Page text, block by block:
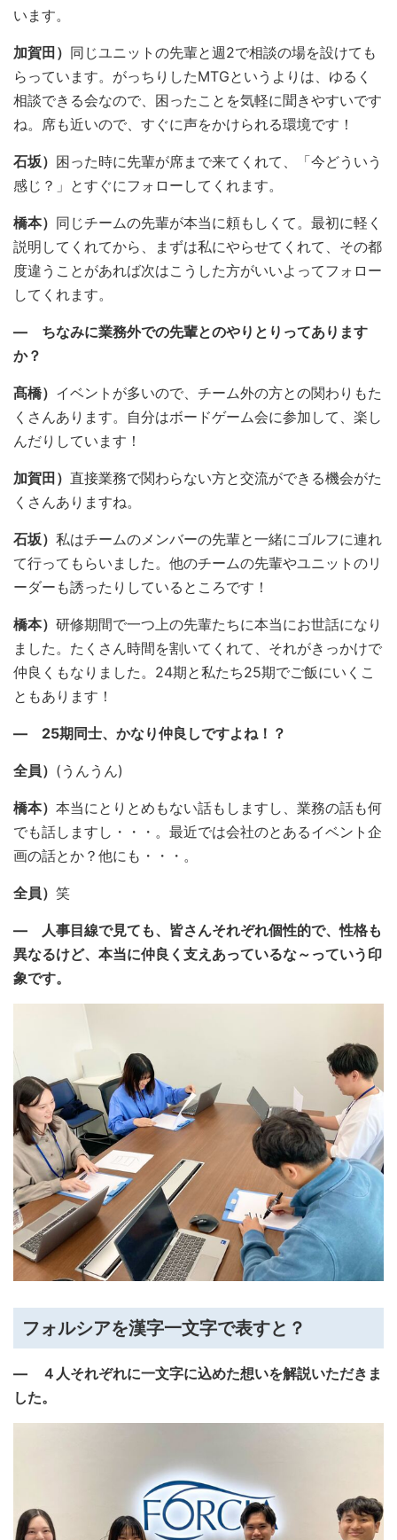
います。
加賀田） 同じユニットの先輩と週2で相談の場を設けても
らっています。がっちりしたMTGというよりは、ゆるく
相談できる会なので、困ったことを気軽に聞きやすいです
ね。席も近いので、すぐに声をかけられる環境です！
石坂） 困った時に先輩が席まで来てくれて、「今どういう
感じ？」とすぐにフォローしてくれます。
橋本） 同じチームの先輩が本当に頼もしくて。最初に軽く
説明してくれてから、まずは私にやらせてくれて、その都
度違うことがあれば次はこうした方がいいよってフォロー
してくれます。
― ちなみに業務外での先輩とのやりとりってあります
か？
髙橋） イベントが多いので、チーム外の方との関わりもた
くさんあります。自分はボードゲーム会に参加して、楽し
んだりしています！
加賀田） 直接業務で関わらない方と交流ができる機会がた
くさんありますね。
石坂） 私はチームのメンバーの先輩と一緒にゴルフに連れ
て行ってもらいました。他のチームの先輩やユニットのリ
ーダーも誘ったりしているところです！
橋本） 研修期間で一つ上の先輩たちに本当にお世話になり
ました。たくさん時間を割いてくれて、それがきっかけで
仲良くもなりました。24期と私たち25期でご飯にいくこ
ともあります！
― 25期同士、かなり仲良しですよね！？
全員） (うんうん)
橋本） 本当にとりとめもない話もしますし、業務の話も何
でも話しますし・・・。最近では会社のとあるイベント企
画の話とか？他にも・・・。
全員） 笑
― 人事目線で見ても、皆さんそれぞれ個性的で、性格も
異なるけど、本当に仲良く支えあっているな～っていう印
象です。
フォルシアを漢字一文字で表すと？
―
４人それぞれに一文字に込めた想いを解説いただきま
した。